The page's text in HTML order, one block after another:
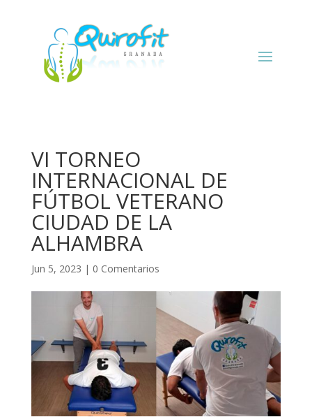
VI TORNEO
INTERNACIONAL DE
FÚTBOL VETERANO
CIUDAD DE LA
ALHAMBRA
Jun 5, 2023 | 0 Comentarios